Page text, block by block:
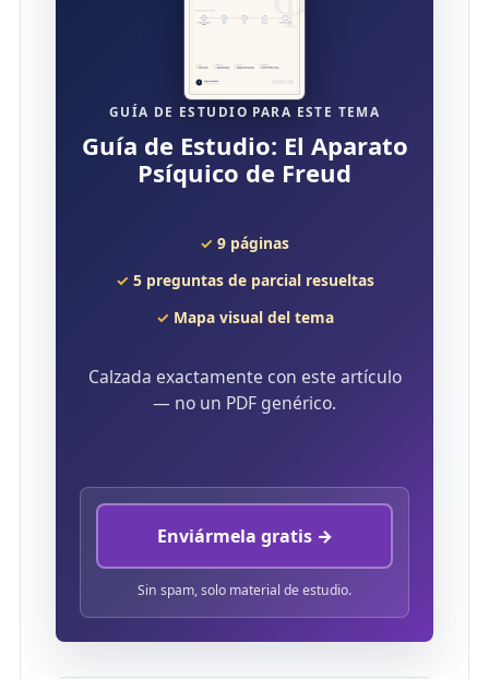
GUÍA DE ESTUDIO PARA ESTE TEMA
Guía de Estudio: El Aparato
Psíquico de Freud
9 páginas
5 preguntas de parcial resueltas
Mapa visual del tema
Calzada exactamente con este artículo
— no un PDF genérico.
Enviármela gratis →
Sin spam, solo material de estudio.